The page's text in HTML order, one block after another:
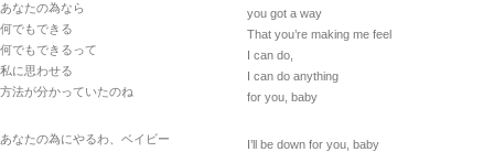
あなたの為なら
何でもできる
何でもできるって
私に思わせる
方法が分かっていたのね
あなたの為にやるわ、ベイビー
you got a way
That you’re making me feel
I can do,
I can do anything
for you, baby
I’ll be down for you, baby